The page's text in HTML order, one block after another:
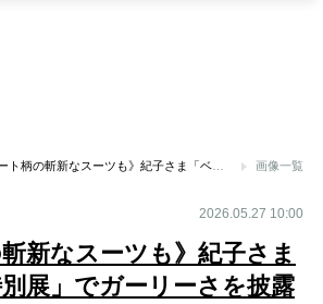
《ハート柄の斬新なスーツも》紀子さま「ベルギー特別展」でガーリーさを披露「花柄ボタン」に可憐な純白コーデ 画像一覧
2026.05.27 10:00
斬新なスーツも》紀子さま
別展」でガーリーさを披露